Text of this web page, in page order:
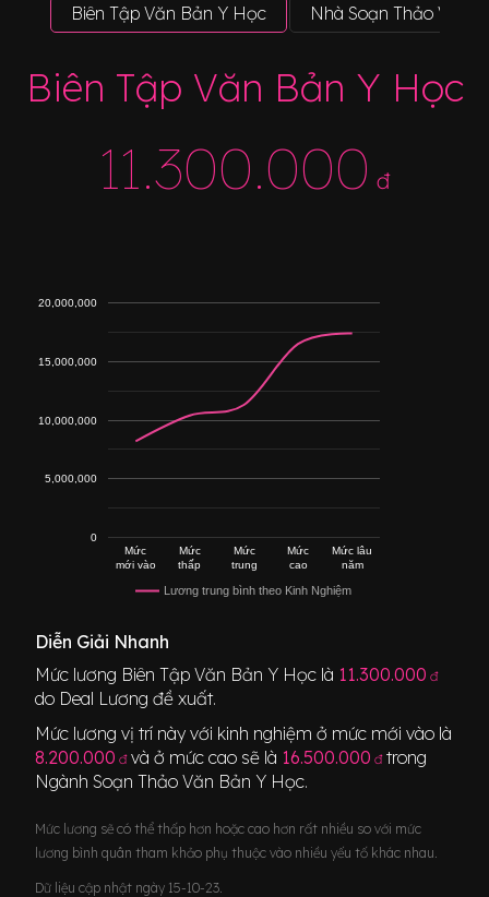
Biên Tập Văn Bản Y Học Nhà Soạn Thảo Văn
Biên Tập Văn Bản Y Học
11.300.000 đ
Lương trung bình theo Kinh Nghiệm
Mức
mới vào
Mức
thấp
Mức
trung
Mức
cao
Mức lâu
năm
0
5,000,000
10,000,000
15,000,000
20,000,000
Diễn Giải Nhanh
Mức lương Biên Tập Văn Bản Y Học là 11.300.000 đ
do Deal Lương đề xuất.
Mức lương vị trí này với kinh nghiệm ở mức mới vào là
8.200.000 đ và ở mức cao sẽ là 16.500.000 đ trong
NgànhSoạn Thảo Văn Bản Y Học.
Mức lương sẽ có thể thấp hơn hoặc cao hơn rất nhiều so với mức
lương bình quân tham khảo phụ thuộc vào nhiều yếu tố khác nhau.
Dữ liệu cập nhật ngày 15-10-23.